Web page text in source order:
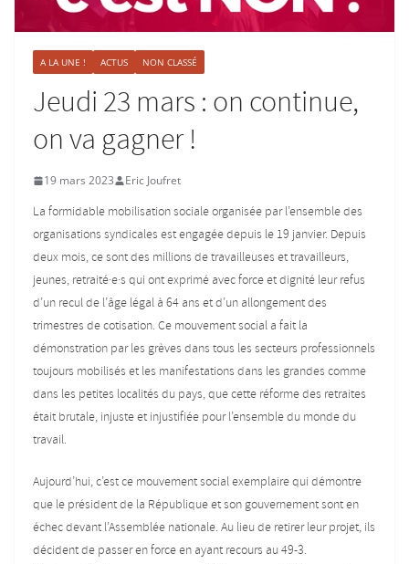
A LA UNE ! ACTUS NON CLASSÉ
Jeudi 23 mars : on continue,
on va gagner !
19 mars 2023 Eric Joufret
La formidable mobilisation sociale organisée par l’ensemble des
organisations syndicales est engagée depuis le 19 janvier. Depuis
deux mois, ce sont des millions de travailleuses et travailleurs,
jeunes, retraité·e·s qui ont exprimé avec force et dignité leur refus
d’un recul de l’âge légal à 64 ans et d’un allongement des
trimestres de cotisation. Ce mouvement social a fait la
démonstration par les grèves dans tous les secteurs professionnels
toujours mobilisés et les manifestations dans les grandes comme
dans les petites localités du pays, que cette réforme des retraites
était brutale, injuste et injustifiée pour l’ensemble du monde du
travail.
Aujourd’hui, c’est ce mouvement social exemplaire qui démontre
que le président de la République et son gouvernement sont en
échec devant l’Assemblée nationale. Au lieu de retirer leur projet, ils
décident de passer en force en ayant recours au 49-3.